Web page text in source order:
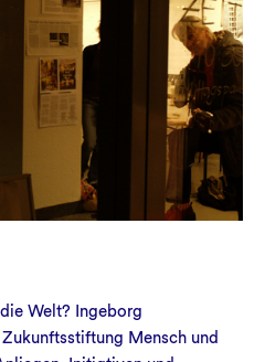
Welt? Ingeborg
Mensch und